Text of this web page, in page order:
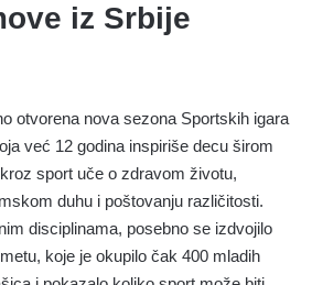
iz Srbije
otvorena nova sezona Sportskih igara
već 12 godina inspiriše decu širom
sport uče o zdravom životu,
duhu i poštovanju različitosti.
disciplinama, posebno se izdvojilo
koje je okupilo čak 400 mladih